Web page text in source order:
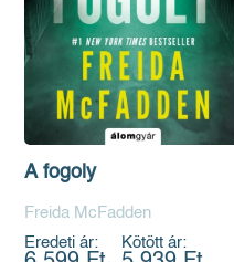
A fogoly
Freida McFadden
Eredeti ár:
Kötött ár: